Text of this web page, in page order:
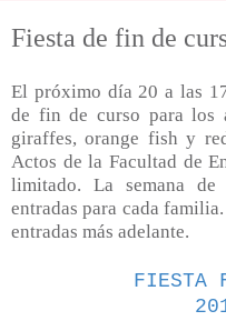
Fiesta de fin de
El próximo día 20 a las
de fin de curso para los
giraffes, orange fish y
Actos de la Facultad de
limitado. La semana
entradas para cada
entradas más adelante.
FIESTA